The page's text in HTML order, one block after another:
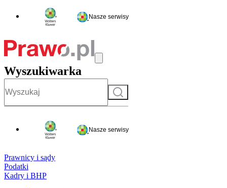
Nasze serwisy
Wyszukiwarka
Szukaj
Nasze serwisy
Prawnicy i sądy
Podatki
Kadry i BHP